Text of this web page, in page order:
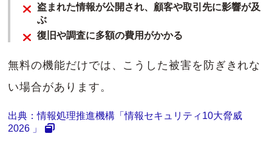
盗まれた情報が公開され、顧客や取引先に影響が及
ぶ
復旧や調査に多額の費用がかかる
無料の機能だけでは、こうした被害を防ぎきれな
い場合があります。
出典：情報処理推進機構「情報セキュリティ10大脅威
2026 」